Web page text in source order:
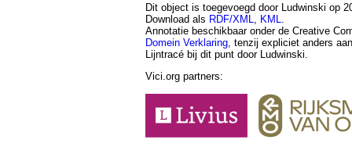
Dit object is toegevoegd door Ludwinski op
Download als RDF/XML KML
Annotatie beschikbaar onder de Creative
Domein Verklaring , tenzij expliciet anders
Lijntracé bij dit punt door Ludwinski.
Vici.org partners: